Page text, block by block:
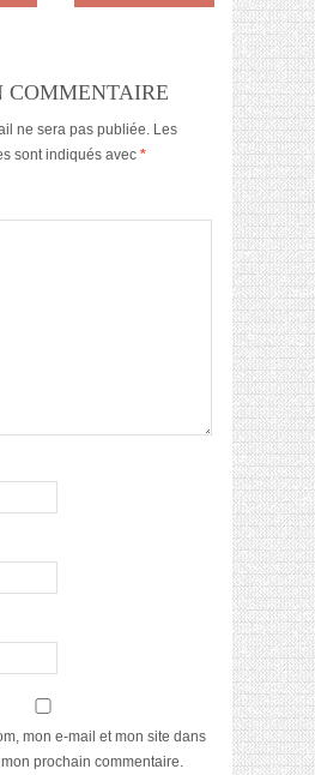
COMMENTAIRE
ne sera pas publiée. Les
sont indiqués avec *
mon e-mail et mon site dans
prochain commentaire.